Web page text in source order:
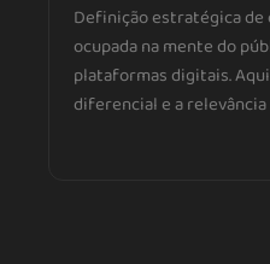
Definição estratégica de
ocupada na mente do
plataformas digitais.
diferencial e a relevância